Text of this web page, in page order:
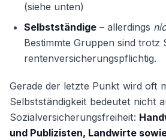
(siehe unten)
Selbstständige – allerdings
Bestimmte Gruppen sind trotz
rentenversicherungspflichtig.
Gerade der letzte Punkt wird oft
Selbstständigkeit bedeutet nicht
Sozialversicherungsfreiheit:
und Publizisten, Landwirte